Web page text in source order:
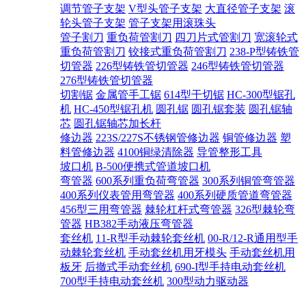
调节管子支架 V型头管子支架 大直径管子支架 滚
轮头管子支架 管子支架用滚珠头
管子割刀 重负荷管割刀 四刀片式管割刀 宽滚轮式
重负荷管割刀 铰接式重负荷管割刀 238-P型铸铁管
切管器 226型铸铁管切管器 246型铸铁管切管器
276型铸铁管切管器
切割锯 金属管手工锯 614型干切锯 HC-300型锯孔
机 HC-450型锯孔机 圆孔锯 圆孔锯套装 圆孔锯轴
芯 圆孔锯轴芯加长杆
修边器 223S/227S不锈钢管修边器 铜管修边器 塑
料管修边器 4100铜绿清除器 导管整形工具
坡口机 B-500便携式管道坡口机
弯管器 600系列重负荷弯管器 300系列铜管弯管器
400系列仪表管用弯管器 400系列硬质管道弯管器
456型三用弯管器 棘轮杠杆式弯管器 326型棘轮弯
管器 HB382手动液压弯管器
套丝机 11-R型手动棘轮套丝机 00-R/12-R通用型手
动棘轮套丝机 手动套丝机用牙模头 手动套丝机用
板牙 后撤式手动套丝机 690-I型手持电动套丝机
700型手持电动套丝机 300型动力驱动器